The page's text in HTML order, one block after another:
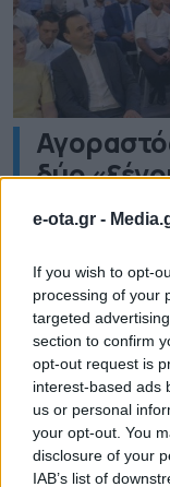
e-ota.gr -
If you wish to opt-
processing of your
targeted
section to confirm
opt-out request is
interest-based ads
us or personal
your opt-out. You
disclosure of your
IAB’s list of
δύο
χρονικό
Περίπου επτά
Θεσσαλίας, όταν
δήμαρχος και
την μεγάλη μάχη
εκλογών απέβη
πλήρωμα του
κόντρα που
της ομοψυχίας. […]
14.02.2020 - 16.22